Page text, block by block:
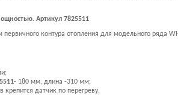
Артикул 7825511
контура отопления для модельного ряда
- 180 мм, длина -310 мм;
датчик по перегреву.